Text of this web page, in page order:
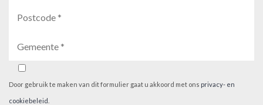
Door gebruik te maken van dit formulier gaat u akkoord met ons privacy- en
cookiebeleid